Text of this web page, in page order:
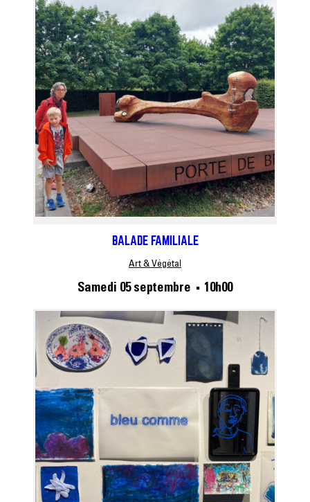
BALADE FAMILIALE
Art & Végétal
Samedi 05 septembre ■ 10h00